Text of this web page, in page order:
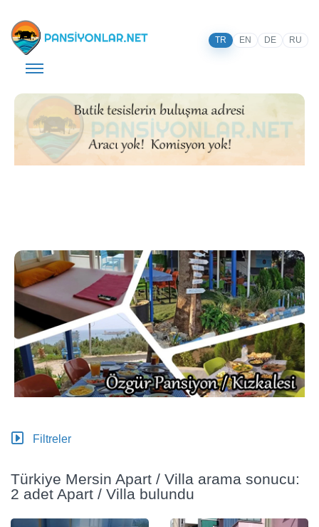
TR EN DE RU
Filtreler
Türkiye Mersin Apart / Villa arama sonucu:
2 adet Apart / Villa bulundu